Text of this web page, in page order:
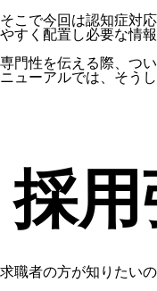
そこで今回は認知症対
やすく配置し必要な情
専門性を伝える際、つ
ニューアルでは、そう
採
求職者の方が知りたい